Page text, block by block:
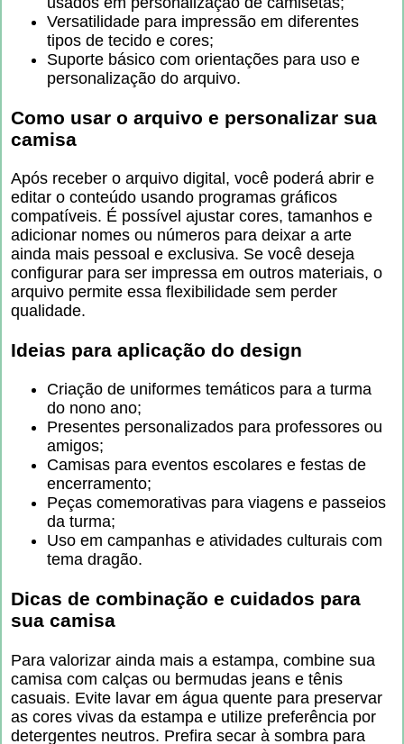
Versatilidade para impressão em diferentes
tipos de tecido e cores;
Suporte básico com orientações para uso e
personalização do arquivo.
Como usar o arquivo e personalizar sua
camisa
Após receber o arquivo digital, você poderá abrir e
editar o conteúdo usando programas gráficos
compatíveis. É possível ajustar cores, tamanhos e
adicionar nomes ou números para deixar a arte
ainda mais pessoal e exclusiva. Se você deseja
configurar para ser impressa em outros materiais, o
arquivo permite essa flexibilidade sem perder
qualidade.
Ideias para aplicação do design
Criação de uniformes temáticos para a turma
do nono ano;
Presentes personalizados para professores ou
amigos;
Camisas para eventos escolares e festas de
encerramento;
Peças comemorativas para viagens e passeios
da turma;
Uso em campanhas e atividades culturais com
tema dragão.
Dicas de combinação e cuidados para
sua camisa
Para valorizar ainda mais a estampa, combine sua
camisa com calças ou bermudas jeans e tênis
casuais. Evite lavar em água quente para preservar
as cores vivas da estampa e utilize preferência por
detergentes neutros. Prefira secar à sombra para